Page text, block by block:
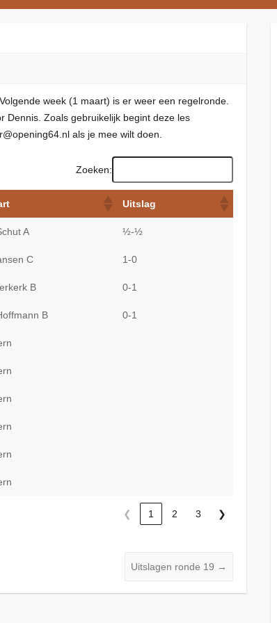
week (1 maart) is er weer een regelronde.
Dennis. Zoals gebruikelijk begint deze les
als je mee wilt doen.
Zoeken:
Uitslag
A ½-½
C 1-0
B 0-1
B 0-1
❮ 1 2 3 ❯
Uitslagen ronde 19 →